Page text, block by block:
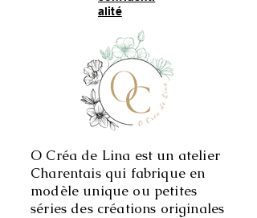
alité
O Créa de Lina est un atelier
Charentais qui fabrique en
modèle unique ou petites
séries des créations originales